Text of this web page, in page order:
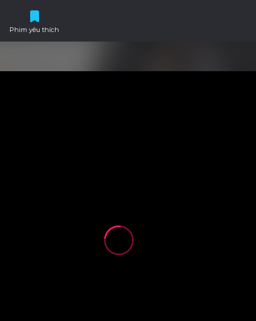
Phim yêu thích